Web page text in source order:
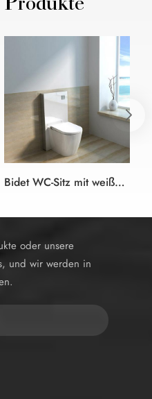
Produkte
Bidet WC-Sitz mit weißer Farbe Gehäuse Zisterne
oder unsere
und wir werden in